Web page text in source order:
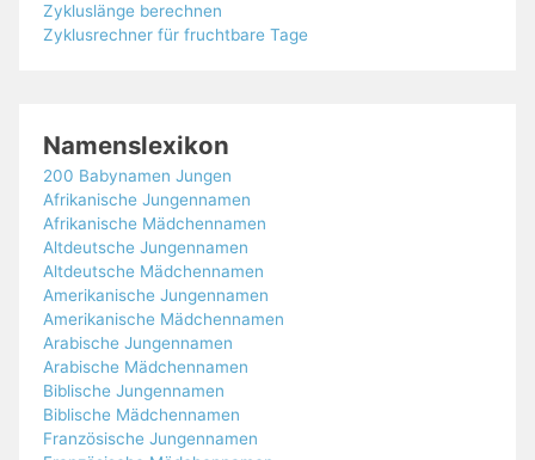
Zykluslänge berechnen
Zyklusrechner für fruchtbare Tage
Namenslexikon
200 Babynamen Jungen
Afrikanische Jungennamen
Afrikanische Mädchennamen
Altdeutsche Jungennamen
Altdeutsche Mädchennamen
Amerikanische Jungennamen
Amerikanische Mädchennamen
Arabische Jungennamen
Arabische Mädchennamen
Biblische Jungennamen
Biblische Mädchennamen
Französische Jungennamen